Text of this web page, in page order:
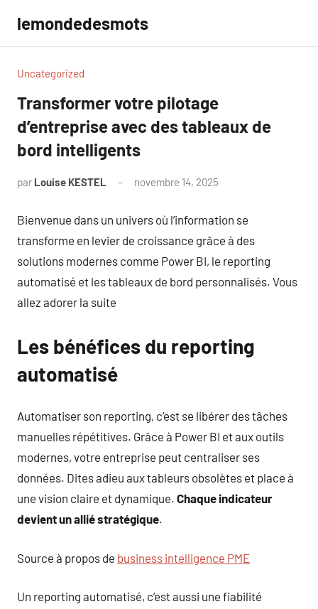
contenu
lemondedesmots
Uncategorized
Transformer votre pilotage
d’entreprise avec des tableaux de
bord intelligents
par Louise KESTEL novembre 14, 2025
Bienvenue dans un univers où l’information se
transforme en levier de croissance grâce à des
solutions modernes comme Power BI, le reporting
automatisé et les tableaux de bord personnalisés. Vous
allez adorer la suite
Les bénéfices du reporting
automatisé
Automatiser son reporting, c’est se libérer des tâches
manuelles répétitives. Grâce à Power BI et aux outils
modernes, votre entreprise peut centraliser ses
données. Dites adieu aux tableurs obsolètes et place à
une vision claire et dynamique. Chaque indicateur
devient un allié stratégique.
Source à propos de business intelligence PME
Un reporting automatisé, c’est aussi une fiabilité